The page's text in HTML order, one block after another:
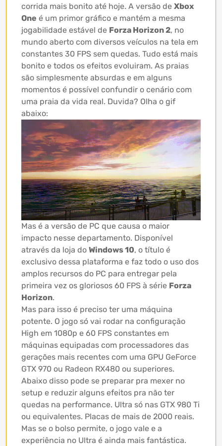
corrida mais bonito até hoje. A versão de Xbox
One é um primor gráfico e mantém a mesma
jogabilidade estável de Forza Horizon 2, no
mundo aberto com diversos veículos na tela em
constantes 30 FPS sem quedas. Tudo está mais
bonito e todos os efeitos evoluiram. As praias
são simplesmente absurdas e em alguns
momentos é possível confundir o cenário com
uma praia da vida real. Duvida? Olha o gif
abaixo:
Mas é a versão de PC que causa o maior
impacto nesse departamento. Disponível
através da loja do Windows 10, o título é
exclusivo dessa plataforma e faz todo o uso dos
amplos recursos do PC para entregar pela
primeira vez os gloriosos 60 FPS à série Forza
Horizon.
Mas para isso é preciso ter uma máquina
potente. O jogo só vai rodar na configuração
High em 1080p e 60 FPS constantes em
máquinas equipadas com processadores das
gerações mais recentes com uma GPU GeForce
GTX 970 ou Radeon RX480 ou superiores.
Abaixo disso pode se preparar pra mexer no
setup e reduzir alguns efeitos pra não ter
quedas na performance. Ultra só nas GTX 980 Ti
ou equivalentes. Placas de mais de 2000 reais.
Mas se o bolso permite, o jogo vale e a
experiência no Ultra é ainda mais fantástica.